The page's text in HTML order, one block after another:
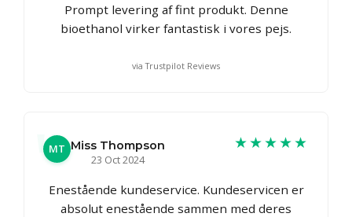
Prompt levering af fint produkt. Denne
bioethanol virker fantastisk i vores pejs.
via Trustpilot Reviews
MT Miss Thompson
23 Oct 2024
★★★★★
Enestående kundeservice. Kundeservicen er
absolut enestående sammen med deres